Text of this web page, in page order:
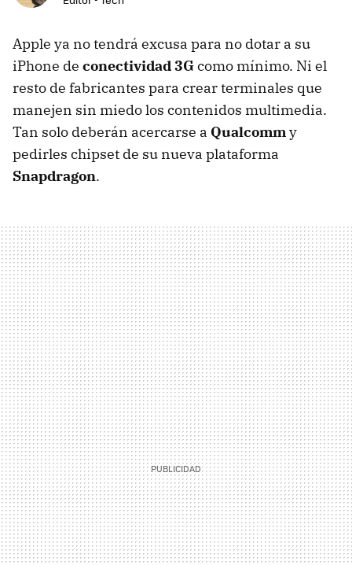
Apple ya no tendrá excusa para no dotar a su
iPhone de conectividad 3Gcomo mínimo. Ni el
resto de fabricantes para crear terminales que
manejen sin miedo los contenidos multimedia.
Tan solo deberán acercarse a Qualcommy
pedirles chipset de su nueva plataforma
Snapdragon.